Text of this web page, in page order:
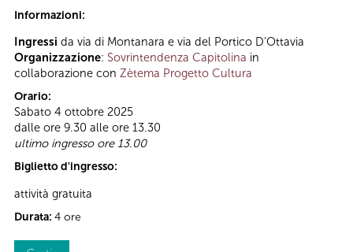
Informazioni:
Ingressi da via di Montanara e via del Portico D’Ottavia
Organizzazione: Sovrintendenza Capitolina in
collaborazione con Zètema Progetto Cultura
Orario:
Sabato 4 ottobre 2025
dalle ore 9.30 alle ore 13.30
ultimo ingresso ore 13.00
Biglietto d'ingresso:
attività gratuita
Durata: 4 ore